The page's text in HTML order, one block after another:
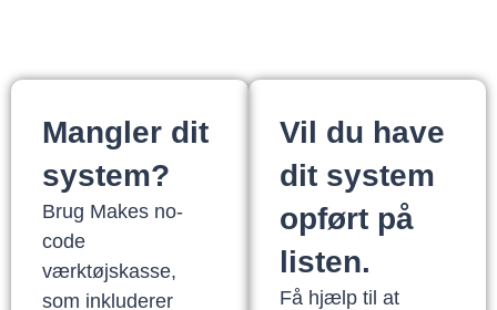
Mangler dit
system?
Brug Makes no-
code
værktøjskasse,
som inkluderer
Vil du have
dit system
opført på
listen.
Få hjælp til at